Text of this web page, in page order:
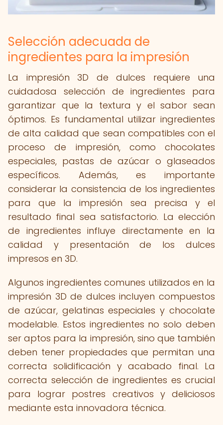
Selección adecuada de
ingredientes para la impresión
La impresión 3D de dulces requiere una
cuidadosa selección de ingredientes para
garantizar que la textura y el sabor sean
óptimos. Es fundamental utilizar ingredientes
de alta calidad que sean compatibles con el
proceso de impresión, como chocolates
especiales, pastas de azúcar o glaseados
específicos. Además, es importante
considerar la consistencia de los ingredientes
para que la impresión sea precisa y el
resultado final sea satisfactorio. La elección
de ingredientes influye directamente en la
calidad y presentación de los dulces
impresos en 3D.
Algunos ingredientes comunes utilizados en la
impresión 3D de dulces incluyen compuestos
de azúcar, gelatinas especiales y chocolate
modelable. Estos ingredientes no solo deben
ser aptos para la impresión, sino que también
deben tener propiedades que permitan una
correcta solidificación y acabado final. La
correcta selección de ingredientes es crucial
para lograr postres creativos y deliciosos
mediante esta innovadora técnica.